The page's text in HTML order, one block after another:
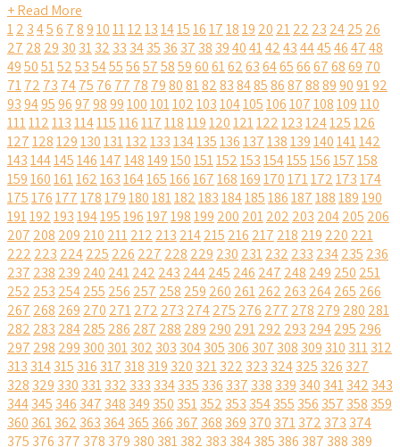
+ Read More
12 3456 78910111213141516171819 20 2122 23 2425 26
27 28 29 30 3132 33 3435 36 37 38 39404142434445464748
495051525354555657585960616263646566676869 70
7172 73 7475 76 77 78 7980818283848586878889909192
93949596979899100101102103104105106107108109110
111112113114115116117118119120121122123124125126
127128129130131132133134135136137138139140141142
143144145146147148149150151152153154155156157158
159160161162163164165166167168169170171172173174
175176177178179180181182183184185186187188189190
191192193194195196197198199 200 201202 203 204205 206
207 208 209 210 211212 213 214215 216 217 218 219 220 221
222 223 224225 226 227 228 229 230 231232 233 234235 236
237 238 239 240 241242 243 244245 246 247 248 249 250 251
252 253 254255 256 257 258 259 260 261262 263 264265 266
267 268 269 270 271272 273 274275 276 277 278 279 280 281
282 283 284285 286 287 288 289 290 291292 293 294295 296
297 298 299 300 301302 303 304305 306 307 308 309 310 311312
313 314315 316 317 318 319 320 321322 323 324325 326 327
328 329 330 331332 333 334335 336 337 338 339 340 341342 343
344345 346 347 348 349 350 351352 353 354355 356 357 358 359
360 361362 363 364365 366 367 368 369 370 371372 373 374
375 376 377 378 379 380 381382 383 384385 386 387 388 389